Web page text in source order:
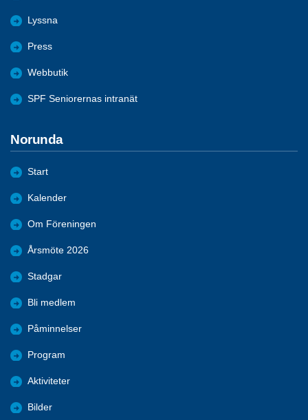
Lyssna
Press
Webbutik
SPF Seniorernas intranät
Norunda
Start
Kalender
Om Föreningen
Årsmöte 2026
Stadgar
Bli medlem
Påminnelser
Program
Aktiviteter
Bilder